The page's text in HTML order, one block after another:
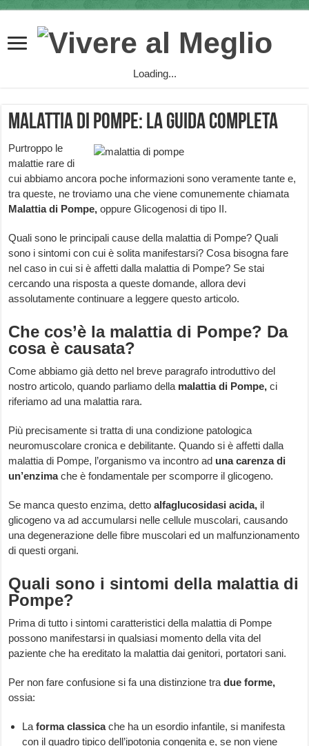
Loading...
Malattia di Pompe: la guida completa
Purtroppo le
malattie rare di
cui abbiamo ancora poche informazioni sono veramente tante e,
tra queste, ne troviamo una che viene comunemente chiamata
Malattia di Pompe, oppure Glicogenosi di tipo II.
Quali sono le principali cause della malattia di Pompe? Quali
sono i sintomi con cui è solita manifestarsi? Cosa bisogna fare
nel caso in cui si è affetti dalla malattia di Pompe? Se stai
cercando una risposta a queste domande, allora devi
assolutamente continuare a leggere questo articolo.
Che cos’è la malattia di Pompe? Da
cosa è causata?
Come abbiamo già detto nel breve paragrafo introduttivo del
nostro articolo, quando parliamo della malattia di Pompe, ci
riferiamo ad una malattia rara.
Più precisamente si tratta di una condizione patologica
neuromuscolare cronica e debilitante. Quando si è affetti dalla
malattia di Pompe, l’organismo va incontro ad una carenza di
un’enzimache è fondamentale per scomporre il glicogeno.
Se manca questo enzima, dettoalfaglucosidasi acida, il
glicogeno va ad accumularsi nelle cellule muscolari, causando
una degenerazione delle fibre muscolari ed un malfunzionamento
di questi organi.
Quali sono i sintomi della malattia di
Pompe?
Prima di tutto i sintomi caratteristici della malattia di Pompe
possono manifestarsi in qualsiasi momento della vita del
paziente che ha ereditato la malattia dai genitori, portatori sani.
Per non fare confusione si fa una distinzione tradue forme,
ossia:
Laforma classicache ha un esordio infantile, si manifesta
con il quadro tipico dell’ipotonia congenita e, se non viene